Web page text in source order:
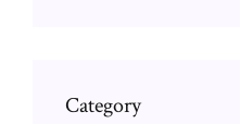
Category